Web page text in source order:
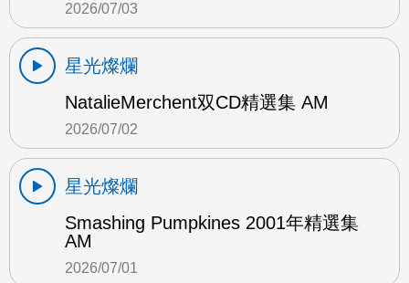
2026/07/03
星光燦爛
NatalieMerchent双CD精選集 AM
2026/07/02
星光燦爛
Smashing Pumpkines 2001年精選集
AM
2026/07/01